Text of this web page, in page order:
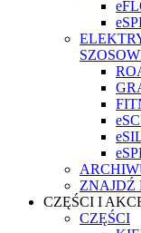
ZNAJDŹ
CZĘŚCI I
CZĘŚCI